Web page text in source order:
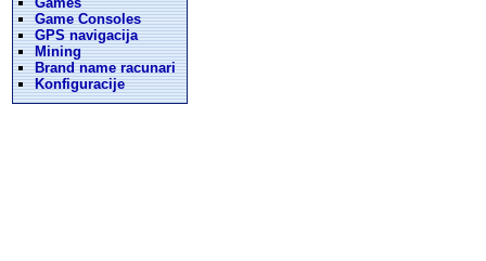
Game Consoles
GPS navigacija
Mining
Brand name racunari
Konfiguracije